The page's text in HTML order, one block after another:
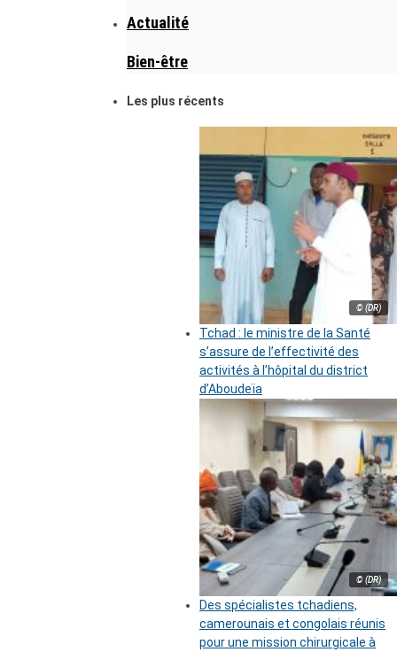
Actualité
Bien-être
Les plus récents
© (DR)
Tchad : le ministre de la Santé
s’assure de l’effectivité des
activités à l’hôpital du district
d’Aboudeïa
© (DR)
Des spécialistes tchadiens,
camerounais et congolais réunis
pour une mission chirurgicale à